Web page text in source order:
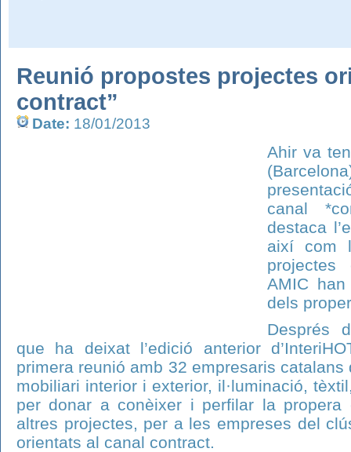
Reunió propostes projectes
contract”
Date: 18/01/2013
Ahir va
canal
destaca
així com
AMIC han
dels
Després
que ha deixat l’edició anterior
primera reunió amb 32 empresaris
mobiliari interior i exterior, il·luminació,
per donar a conèixer i perfilar la propera
altres projectes, per a les empreses del
orientats al canal contract.